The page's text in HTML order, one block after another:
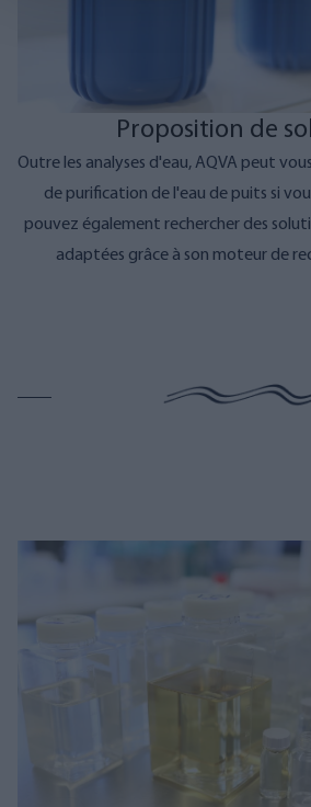
Proposition de
Outre les analyses d'eau, AQVA peut
de purification de l'eau de puits si
pouvez également rechercher des
adaptées grâce à son moteur de